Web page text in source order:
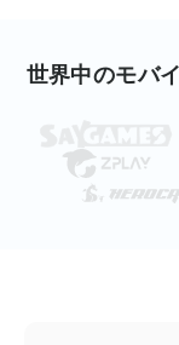
世界中のモバ